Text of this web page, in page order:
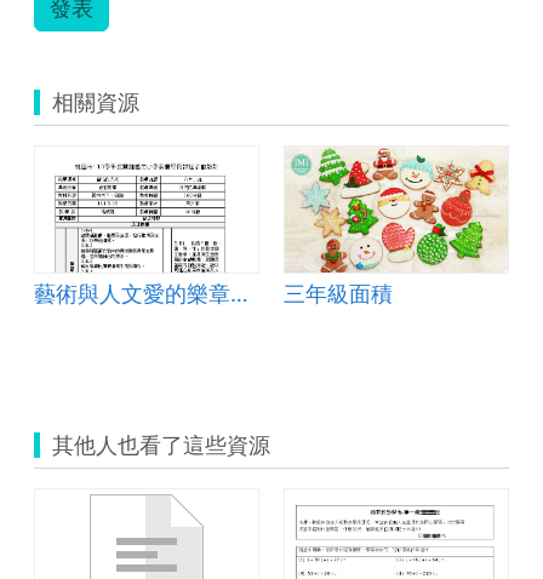
發表
相關資源
藝術與人文愛的樂章課程活動設計 三年級面積
其他人也看了這些資源